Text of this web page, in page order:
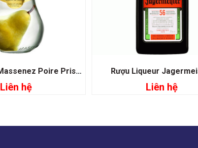
Đọc tiếp
Rượu Liqueur Massenez Poire Prisonniere Pear
Liên hệ
Đọc tiếp
Rượu Liqueur
Liên hệ